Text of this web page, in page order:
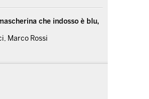
che indosso è blu,
Marco Rossi